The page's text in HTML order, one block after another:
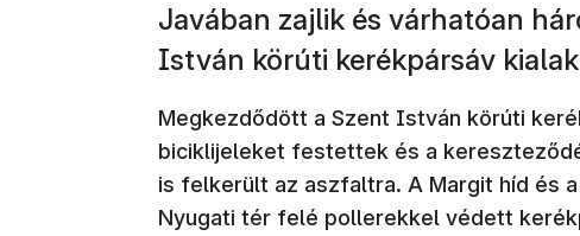
Javában zajlik és várhatóan
István körúti kerékpársáv
Megkezdődött a Szent István körúti
biciklijeleket festettek és a
is felkerült az aszfaltra. A Margit híd és
Nyugati tér felé pollerekkel védett